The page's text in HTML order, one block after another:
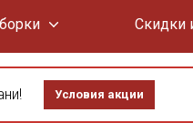
Скидки
Условия акции